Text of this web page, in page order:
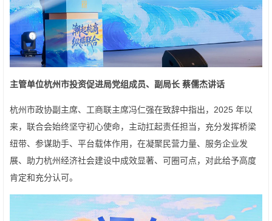
主管单位杭州市投资促进局党组成员、副局长 蔡儒杰讲话
杭州市政协副主席、工商联主席冯仁强在致辞中指出，2025 年以
来，联合会始终坚守初心使命，主动扛起责任担当，充分发挥桥梁
纽带、参谋助手、平台载体作用，在凝聚民营力量、服务企业发
展、助力杭州经济社会建设中成效显著、可圈可点，对此给予高度
肯定和充分认可。